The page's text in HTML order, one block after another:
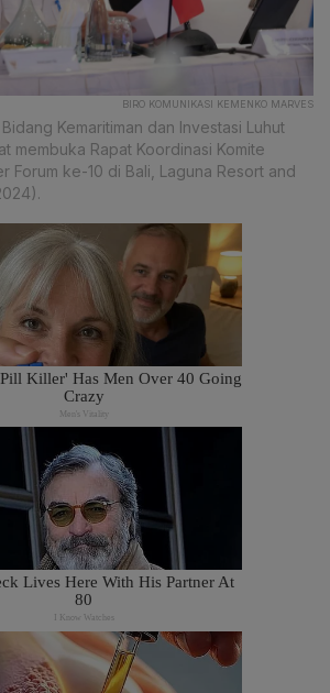
BIRO KOMUNIKASI KEMENKO MARVES
Kemaritiman dan Investasi Luhut
membuka Rapat Koordinasi Komite
Forum ke-10 di Bali, Laguna Resort and